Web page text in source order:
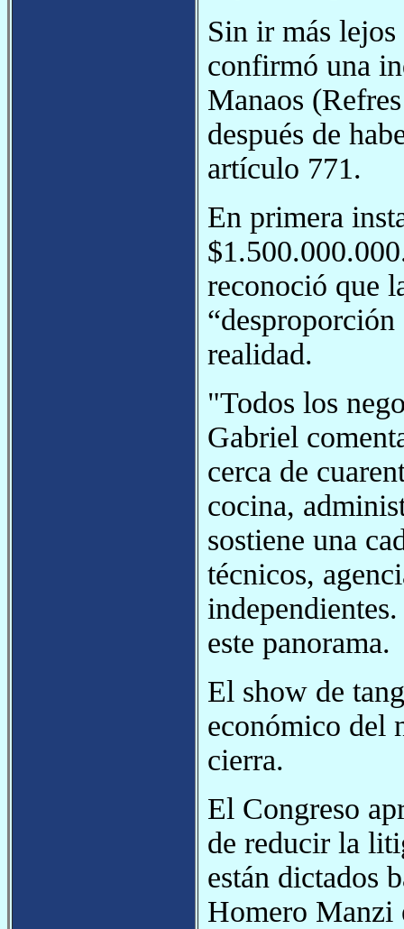
Sin ir más
confirmó una
Manaos
después de
artículo 771.
En primera
reconoció que
“desproporción
realidad.
"Todos los
Gabriel
cerca de
cocina,
sostiene una
técnicos,
este panorama.
El show de
económico del
cierra.
El Congreso
de reducir la
están dictados
Homero Manzi